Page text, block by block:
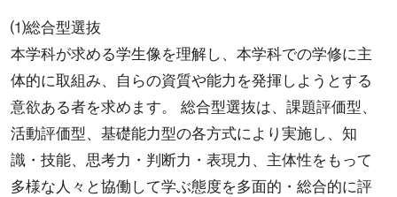
⑴総合型選抜
本学科が求める学生像を理解し、本学科での学修に主
体的に取組み、自らの資質や能力を発揮しようとする
意欲ある者を求めます。 総合型選抜は、課題評価型、
活動評価型、基礎能力型の各方式により実施し、知
識・技能、思考力・判断力・表現力、主体性をもって
多様な人々と協働して学ぶ態度を多面的・総合的に評